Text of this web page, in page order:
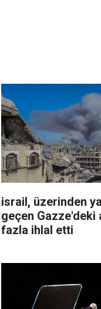
israil, üzerinden
geçen Gazze'deki
fazla ihlal etti